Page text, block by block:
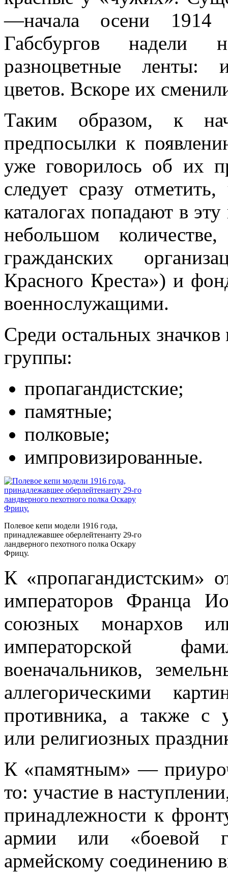
—начала осени 1914
Габсбургов
разноцветные ленты:
цветов. Вскоре их
Таким образом, к
предпосылки к
уже говорилось об их
следует сразу
каталогах попадают в
небольшом
гражданских
Красного Креста») и
военнослужащими.
Среди остальных
группы:
пропагандистские;
памятные;
полковые;
импровизированные.
Полевое кепи модели 1916 года,
принадлежавшее оберлейтенанту 29-го
ландверного пехотного полка Оскару
Фрицу.
К «пропагандистским»
императоров Франца
союзных монархов
императорской
военачальников,
аллегорическими
противника, а также с
или религиозных
К «памятным» —
то: участие в
принадлежности к
армии или «боевой
армейскому соединению